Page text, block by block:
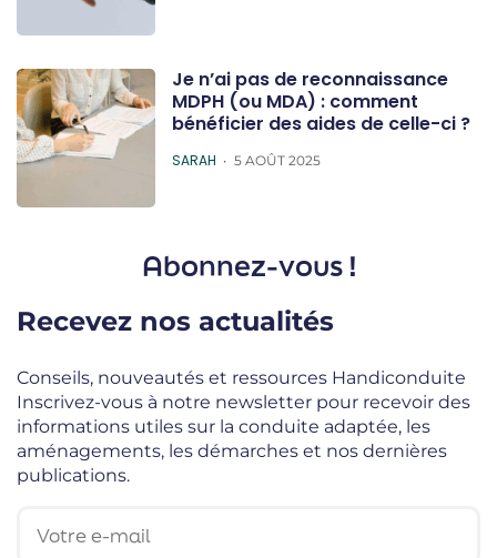
Je n’ai pas de reconnaissance
MDPH (ou MDA) : comment
bénéficier des aides de celle-ci ?
POSTED
SARAH 5 AOÛT 2025
Abonnez-vous !
Recevez nos actualités
Conseils, nouveautés et ressources Handiconduite
Inscrivez-vous à notre newsletter pour recevoir des
informations utiles sur la conduite adaptée, les
aménagements, les démarches et nos dernières
publications.